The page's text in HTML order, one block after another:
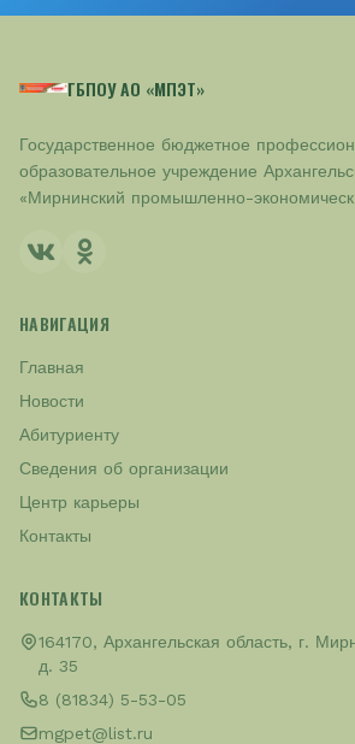
ГБПОУ АО «МПЭТ»
Государственное бюджетное
образовательное учреждение
«Мирнинский промышленно-
НАВИГАЦИЯ
Главная
Новости
Абитуриенту
Сведения об организации
Центр карьеры
Контакты
КОНТАКТЫ
164170, Архангельская область, г.
д. 35
8 (81834) 5-53-05
mgpet@list.ru